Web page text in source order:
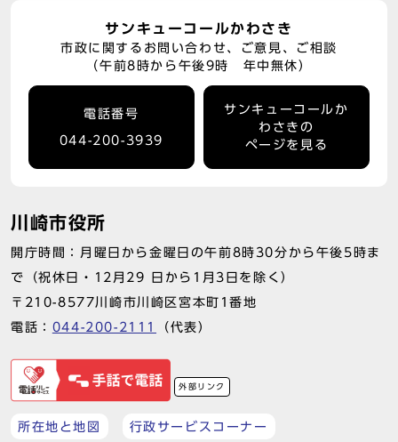
サンキューコールかわさき
市政に関するお問い合わせ、ご意見、ご相談
（午前8時から午後9時 年中無休）
電話番号
044-200-3939
サンキューコールか
わさきの
ページを見る
川崎市役所
開庁時間：月曜日から金曜日の午前8時30分から午後5時ま
で（祝休日・12月29 日から1月3日を除く）
〒210-8577川崎市川崎区宮本町1番地
電話： 044-200-2111 （代表）
外部リンク
所在地と地図 行政サービスコーナー